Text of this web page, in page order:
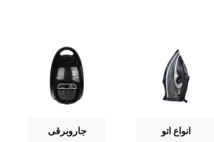
انواع اتو جاروبرقی